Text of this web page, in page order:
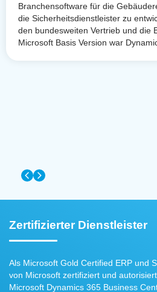
Branchensoftware für die
die Sicherheitsdienstleister zu
den bundesweiten Vertrieb und die
Microsoft Basis Version war
Zertifizierter Dienstleister
Als Microsoft Gold Certified ERP und
von Microsoft zertifiziert und
Microsoft Dynamics 365 Business